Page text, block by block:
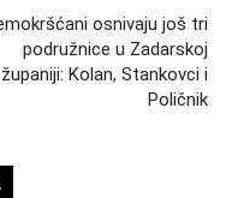
osnivaju još tri
podružnice u Zadarskoj
županiji: Kolan, Stankovci i
Poličnik